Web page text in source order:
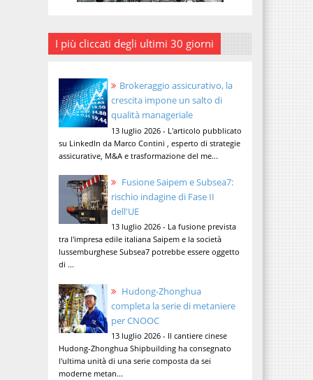
I più cliccati degli ultimi 30 giorni
Brokeraggio assicurativo, la
crescita impone un salto di
qualità manageriale
13 luglio 2026 - L'articolo pubblicato
su LinkedIn da Marco Contini , esperto di strategie
assicurative, M&A e trasformazione del me...
Fusione Saipem e Subsea7:
rischio indagine di Fase II
dell'UE
13 luglio 2026 - La fusione prevista
tra l'impresa edile italiana Saipem e la società
lussemburghese Subsea7 potrebbe essere oggetto
di ...
Hudong-Zhonghua
completa la serie di metaniere
per CNOOC
13 luglio 2026 - Il cantiere cinese
Hudong-Zhonghua Shipbuilding ha consegnato
l'ultima unità di una serie composta da sei
moderne metan...